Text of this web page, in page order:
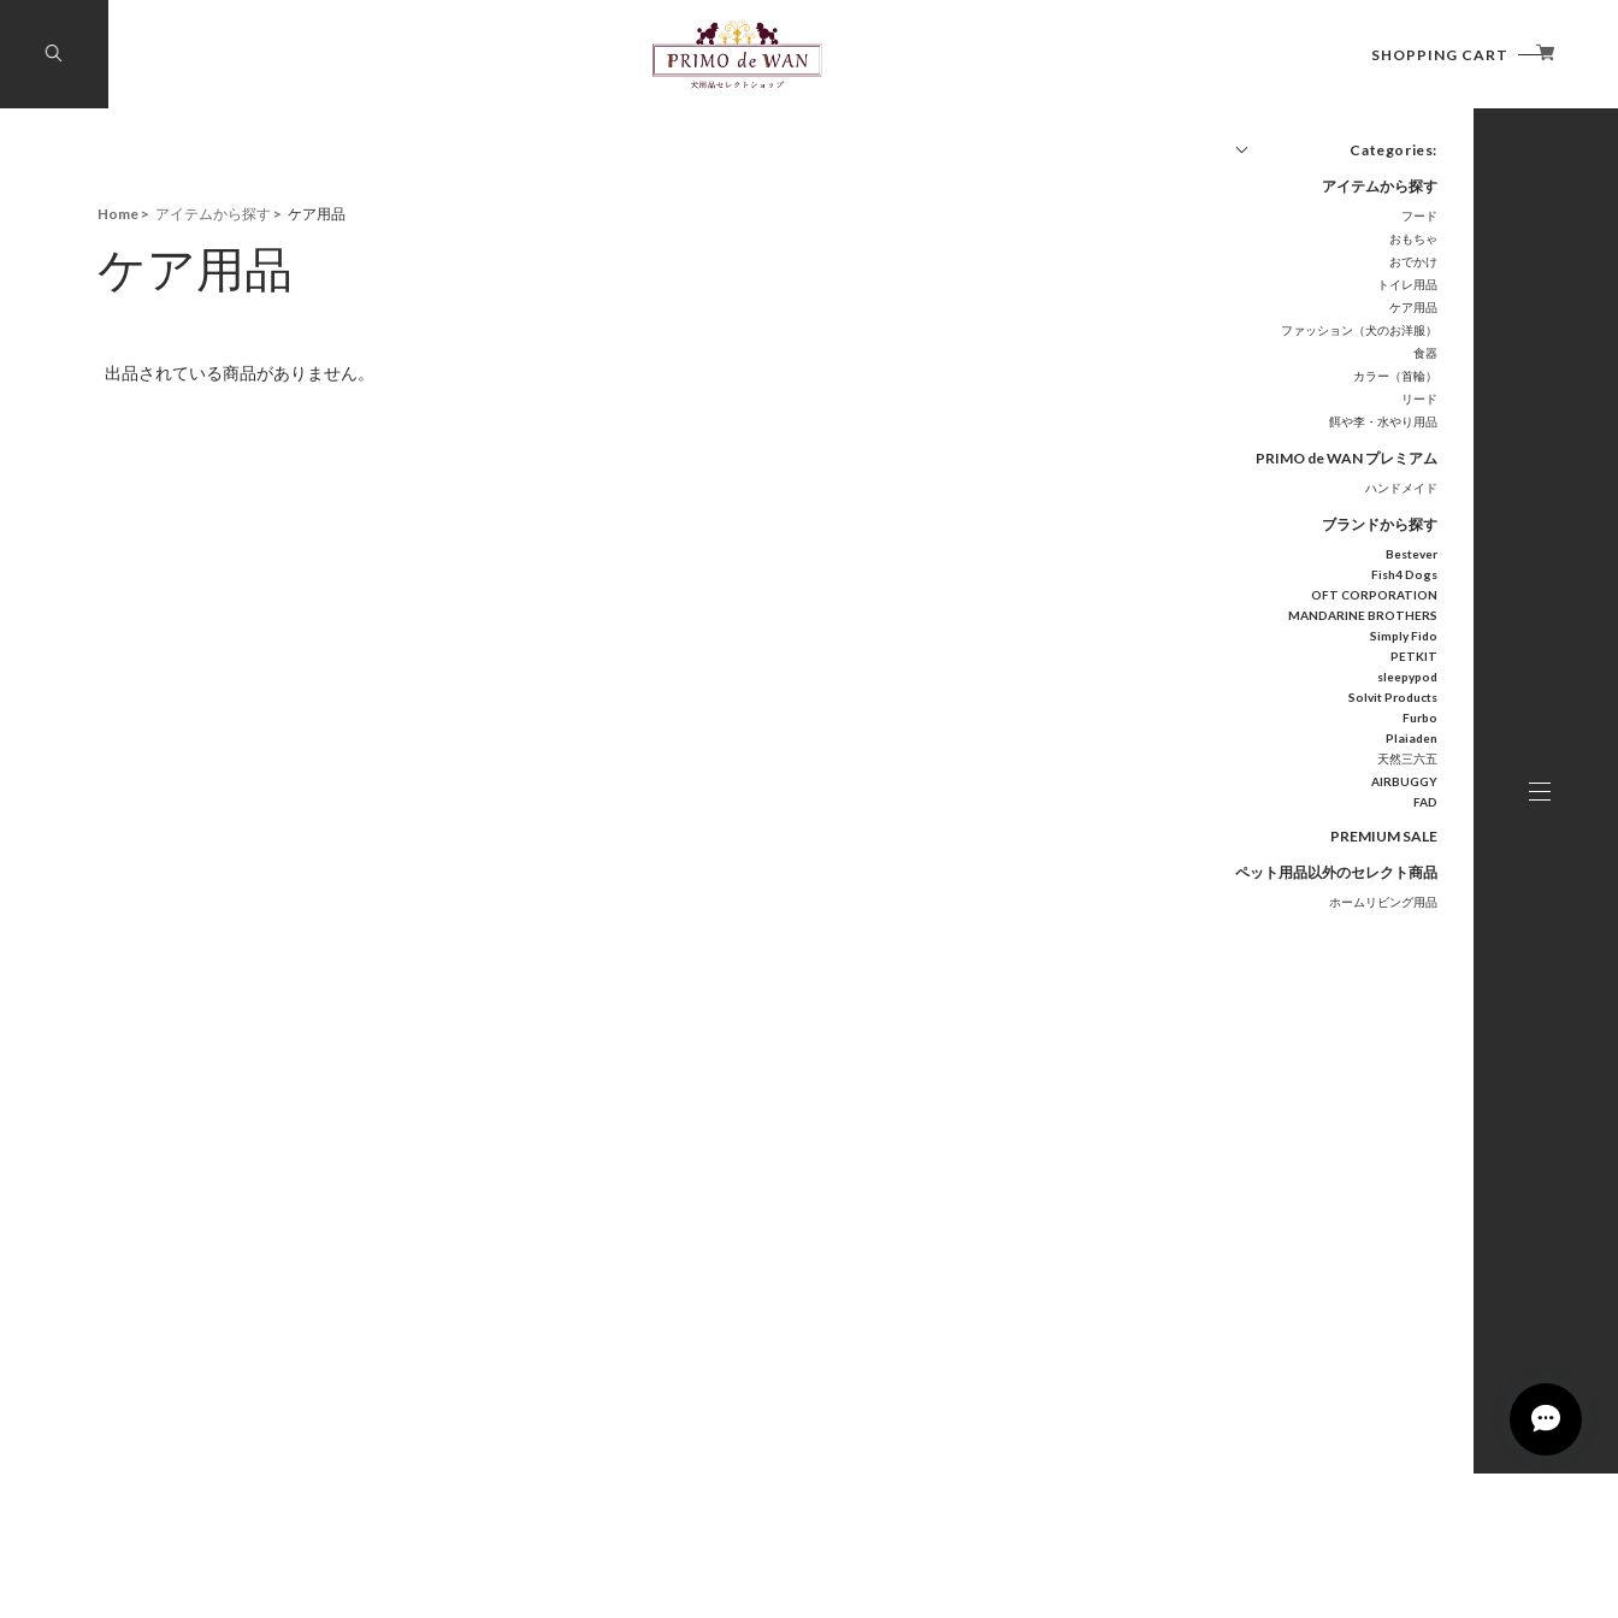
SHOPPING CART
Categories:
アイテムから探す
フード
おもちゃ
おでかけ
トイレ用品
ケア用品
ファッション（犬のお洋服）
食器
カラー（首輪）
リード
餌や李・水やり用品
PRIMO de WAN プレミアム
ハンドメイド
ブランドから探す
Bestever
Fish4 Dogs
OFT CORPORATION
MANDARINE BROTHERS
Simply Fido
PETKIT
sleepypod
Solvit Products
Furbo
Plaiaden
天然三六五
AIRBUGGY
FAD
PREMIUM SALE
ペット用品以外のセレクト商品
ホームリビング用品
Home アイテムから探す ケア用品
ケア用品
出品されている商品がありません。